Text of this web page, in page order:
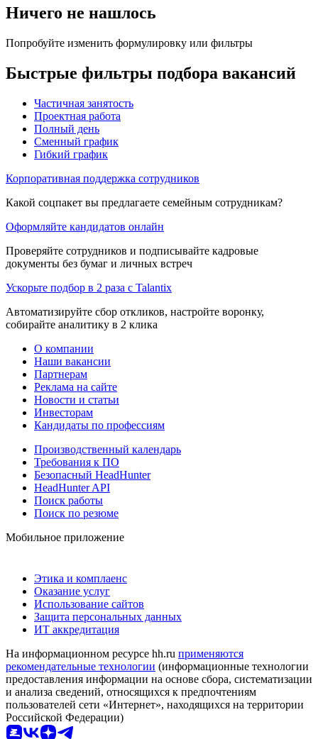
Ничего не нашлось
Попробуйте изменить формулировку или фильтры
Быстрые фильтры подбора вакансий
Частичная занятость
Проектная работа
Полный день
Сменный график
Гибкий график
Корпоративная поддержка сотрудников
Какой соцпакет вы предлагаете семейным сотрудникам?
Оформляйте кандидатов онлайн
Проверяйте сотрудников и подписывайте кадровые
документы без бумаг и личных встреч
Ускорьте подбор в 2 раза с Talantix
Автоматизируйте сбор откликов, настройте воронку,
собирайте аналитику в 2 клика
О компании
Наши вакансии
Партнерам
Реклама на сайте
Новости и статьи
Инвесторам
Кандидаты по профессиям
Производственный календарь
Требования к ПО
Безопасный HeadHunter
HeadHunter API
Поиск работы
Поиск по резюме
Мобильное приложение
Этика и комплаенс
Оказание услуг
Использование сайтов
Защита персональных данных
ИТ аккредитация
На информационном ресурсе hh.ru применяются
рекомендательные технологии (информационные технологии
предоставления информации на основе сбора, систематизации
и анализа сведений, относящихся к предпочтениям
пользователей сети «Интернет», находящихся на территории
Российской Федерации)